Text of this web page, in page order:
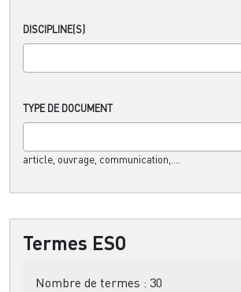
DISCIPLINE(S)
TYPE DE DOCUMENT
article, ouvrage, communication,....
Termes ESO
Nombre de termes : 30